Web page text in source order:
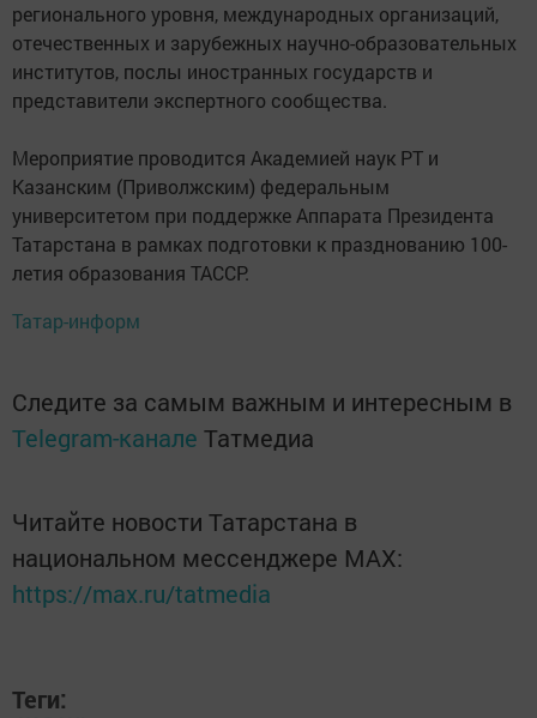
регионального уровня, международных организаций,
отечественных и зарубежных научно-образовательных
институтов, послы иностранных государств и
представители экспертного сообщества.
Мероприятие проводится Академией наук РТ и
Казанским (Приволжским) федеральным
университетом при поддержке Аппарата Президента
Татарстана в рамках подготовки к празднованию 100-
летия образования ТАССР.
Татар-информ
Следите за самым важным и интересным в
Telegram-канале Татмедиа
Читайте новости Татарстана в
национальном мессенджере MАХ:
https://max.ru/tatmedia
Теги: